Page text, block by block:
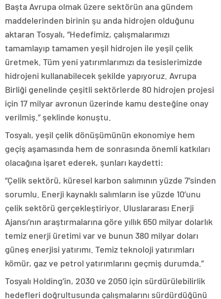
Başta Avrupa olmak üzere sektörün ana gündem
maddelerinden birinin şu anda hidrojen olduğunu
aktaran Tosyalı, “Hedefimiz, çalışmalarımızı
tamamlayıp tamamen yeşil hidrojen ile yeşil çelik
üretmek. Tüm yeni yatırımlarımızı da tesislerimizde
hidrojeni kullanabilecek şekilde yapıyoruz. Avrupa
Birliği genelinde çeşitli sektörlerde 80 hidrojen projesi
için 17 milyar avronun üzerinde kamu desteğine onay
verilmiş.” şeklinde konuştu.
Tosyalı, yeşil çelik dönüşümünün ekonomiye hem
geçiş aşamasında hem de sonrasında önemli katkıları
olacağına işaret ederek, şunları kaydetti:
“Çelik sektörü, küresel karbon salımının yüzde 7’sinden
sorumlu. Enerji kaynaklı salımların ise yüzde 10’unu
çelik sektörü gerçekleştiriyor. Uluslararası Enerji
Ajansı’nın araştırmalarına göre yıllık 650 milyar dolarlık
temiz enerji üretimi var ve bunun 380 milyar doları
güneş enerjisi yatırımı. Temiz teknoloji yatırımları
kömür, gaz ve petrol yatırımlarını geçmiş durumda.”
Tosyalı Holding’in, 2030 ve 2050 için sürdürülebilirlik
hedefleri doğrultusunda çalışmalarını sürdürdüğünü